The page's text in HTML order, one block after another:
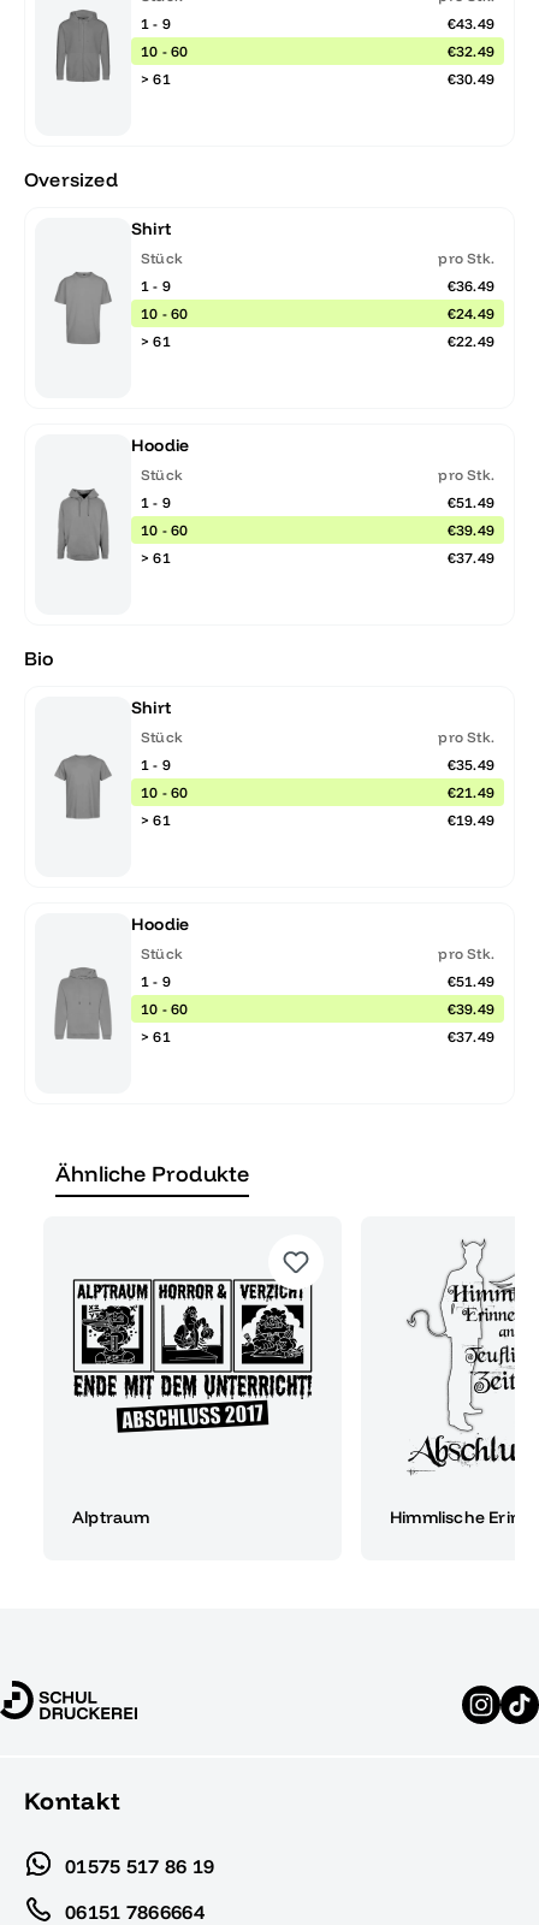
1 - 9
€43.49
10 - 60
€32.49
> 61
€30.49
Oversized
Shirt
Stück
pro Stk.
1 - 9
€36.49
10 - 60
€24.49
> 61
€22.49
Hoodie
Stück
pro Stk.
1 - 9
€51.49
10 - 60
€39.49
> 61
€37.49
Bio
Shirt
Stück
pro Stk.
1 - 9
€35.49
10 - 60
€21.49
> 61
€19.49
Hoodie
Stück
pro Stk.
1 - 9
€51.49
10 - 60
€39.49
> 61
€37.49
Ähnliche Produkte
Alptraum Himmlische
Kontakt
01575 517 86 19
06151 7866664